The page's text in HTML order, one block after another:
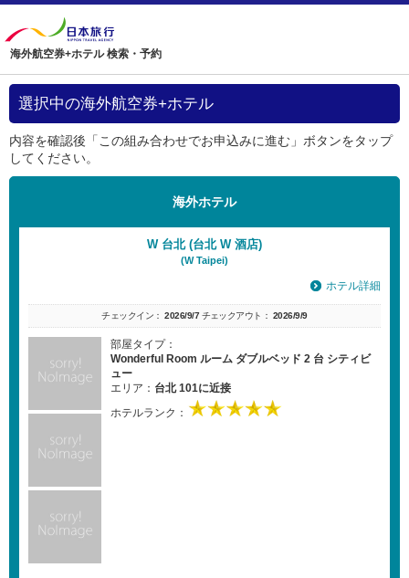
海外航空券+ホテル 検索・予約
選択中の海外航空券+ホテル
内容を確認後「この組み合わせでお申込みに進む」ボタンをタップ
してください。
海外ホテル
W 台北 (台北 W 酒店)
(W Taipei)
ホテル詳細
チェックイン： 2026/9/7 チェックアウト： 2026/9/9
部屋タイプ：
Wonderful Room ルーム ダブルベッド 2 台 シティビ
ュー
エリア： 台北 101に近接
ホテルランク：